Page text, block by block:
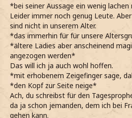
*bei seiner Aussage ein wenig lachen
Leider immer noch genug Leute.
sind nicht in unserem Alter.
*das immerhin für für unsere
*ältere Ladies aber anscheinend
angezogen werden*
Das will ich ja auch wohl hoffen.
*mit erhobenem Zeigefinger sage,
*den Kopf zur Seite neige*
Ach, du schreibst für den
da ja schon jemanden, dem ich bei
gehen kann.